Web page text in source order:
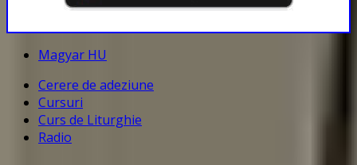
Magyar HU
Cerere de adeziune
Cursuri
Curs de Liturghie
Radio